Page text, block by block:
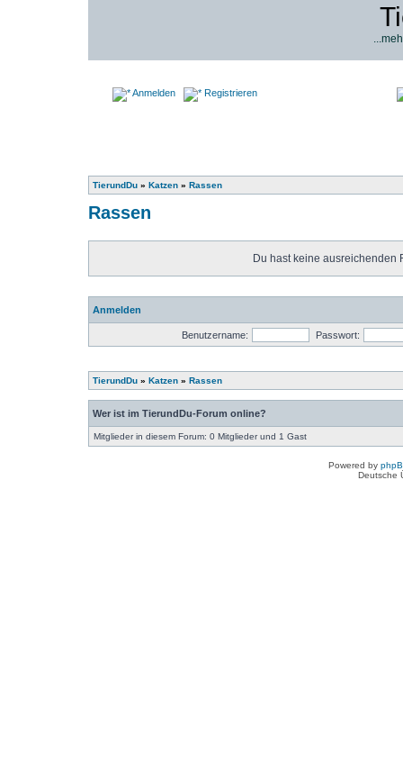
Anmelden Registrieren
TierundDu » Katzen » Rassen
Rassen
Du hast keine ausreichenden
Anmelden
Benutzername: Passwort:
TierundDu » Katzen » Rassen
Wer ist im TierundDu-Forum online?
Mitglieder in diesem Forum: 0 Mitglieder und 1 Gast
Powered by
Deutsche